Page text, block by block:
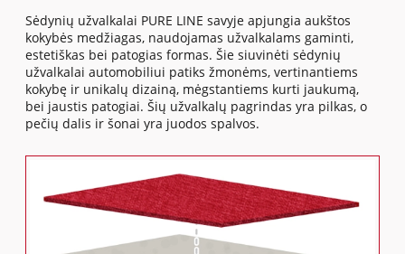
Sėdynių užvalkalai PURE LINE savyje apjungia aukštos
kokybės medžiagas, naudojamas užvalkalams gaminti,
estetiškas bei patogias formas. Šie siuvinėti sėdynių
užvalkalai automobiliui patiks žmonėms, vertinantiems
kokybę ir unikalų dizainą, mėgstantiems kurti jaukumą,
bei jaustis patogiai. Šių užvalkalų pagrindas yra pilkas, o
pečių dalis ir šonai yra juodos spalvos.